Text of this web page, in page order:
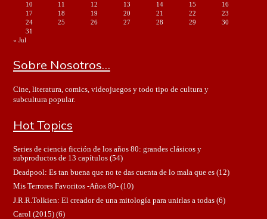
10
11 12 13 14 15
16
17
18 19 20 21 22
23
24
25 26 27 28 29
30
31
« Jul
Sobre Nosotros…
Cine, literatura, comics, videojuegos y todo tipo de cultura y
subcultura popular.
Hot Topics
Series de ciencia ficción de los años 80: grandes clásicos y
subproductos de 13 capítulos(54)
Deadpool: Es tan buena que no te das cuenta de lo mala que es(12)
Mis Terrores Favoritos -Años 80-(10)
J.R.R.Tolkien: El creador de una mitología para unirlas a todas(6)
Carol (2015)(6)